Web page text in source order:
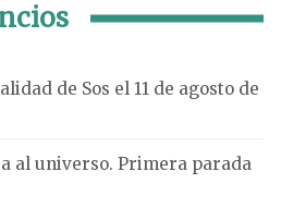
de Sos el 11 de agosto de
al universo. Primera parada